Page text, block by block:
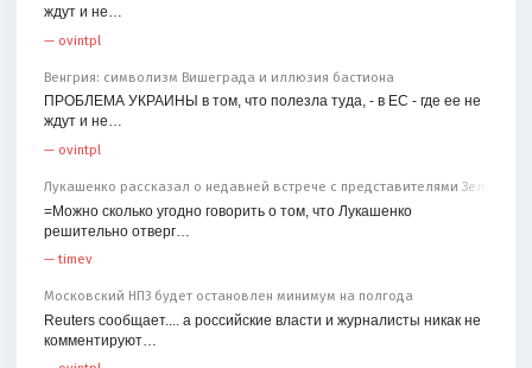
ждут и не…
— ovintpl
Венгрия: символизм Вишеграда и иллюзия бастиона
ПРОБЛЕМА УКРАИНЫ в том, что полезла туда, - в ЕС - где ее не
ждут и не…
— ovintpl
Лукашенко рассказал о недавней встрече с представителями
=Можно сколько угодно говорить о том, что Лукашенко
решительно отверг…
—timev
Московский НПЗ будет остановлен минимум на полгода
Reuters сообщает.... а российские власти и журналисты никак не
комментируют…